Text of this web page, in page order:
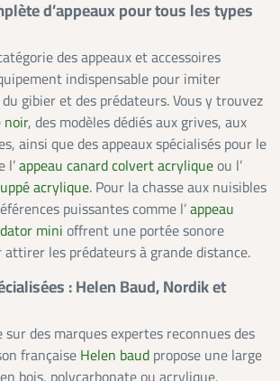
d’appeaux pour tous les types
des appeaux et accessoires
indispensable pour imiter
gibier et des prédateurs. Vous y trouvez
noir, des modèles dédiés aux grives, aux
ainsi que des appeaux spécialisés pour le
l’appeau canard colvert acryliqueou l’
acrylique. Pour la chasse aux nuisibles
puissantes comme l’appeau
mini offrent une portée sonore
attirer les prédateurs à grande distance.
: Helen Baud, Nordik et
sur des marques expertes reconnues des
française Helen baud propose une large